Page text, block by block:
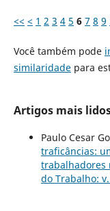
<< < 1 2 3 4 5 6 7 8 9
Você também pode
similaridadepara
Artigos mais
Paulo Cesar
traficâncias:
trabalhadores
do Trabalho: